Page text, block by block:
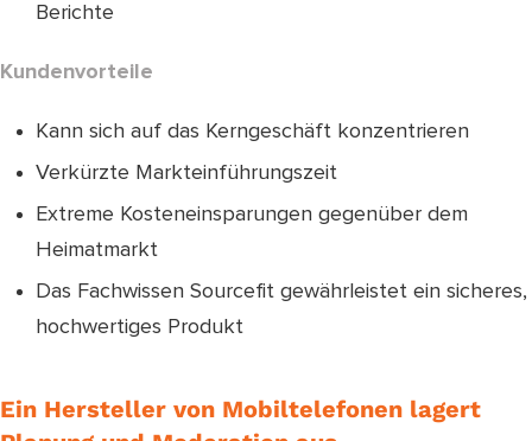
Berichte
Kundenvorteile
Kann sich auf das Kerngeschäft konzentrieren
Verkürzte Markteinführungszeit
Extreme Kosteneinsparungen gegenüber dem
Heimatmarkt
Das Fachwissen Sourcefit gewährleistet ein sicheres,
hochwertiges Produkt
Ein Hersteller von Mobiltelefonen lagert